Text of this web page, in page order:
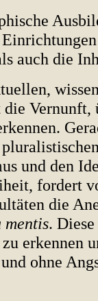
auch die
Vernunft,
und den
fordert
die
mentis.
erkennen
ohne